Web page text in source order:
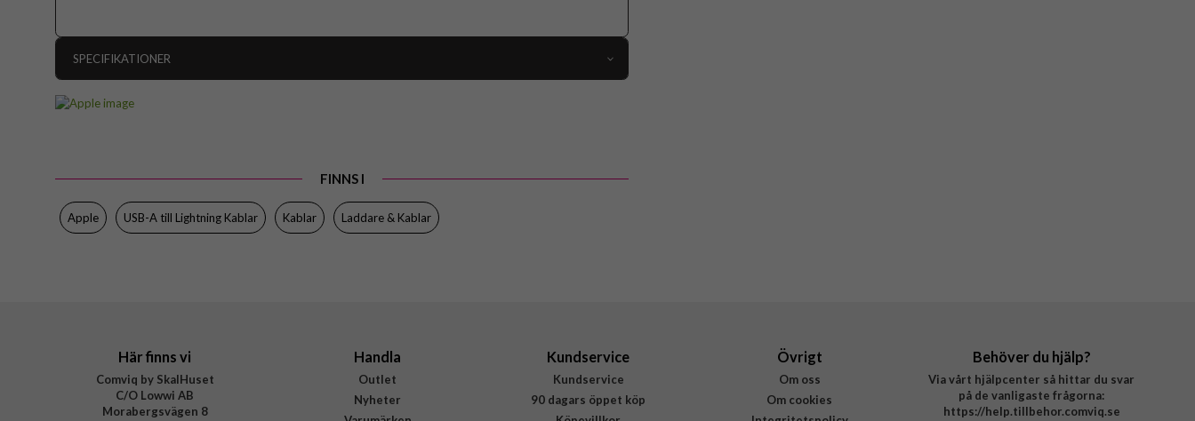
SPECIFIKATIONER
Varumärke
Apple
Tillverkarens art nr
EAN
FINNS I
Apple USB-A till Lightning Kablar Kablar Laddare & Kablar
Här finns vi
Comviq by SkalHuset
C/O Lowwi AB
Morabergsvägen 8
Handla
Outlet
Nyheter
Kundservice
Kundservice
90 dagars öppet köp
Övrigt
Om oss
Om cookies
Behöver du hjälp?
Via vårt hjälpcenter så hittar du svar
på de vanligaste frågorna:
https://help.tillbehor.comviq.se